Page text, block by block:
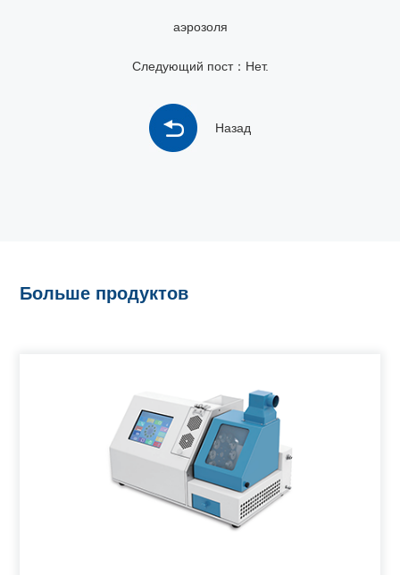
аэрозоля
Следующий пост：Нет.
Назад
Больше продуктов